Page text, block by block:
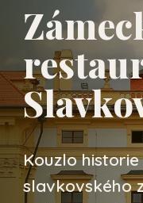
Kouzlo
slavkovského